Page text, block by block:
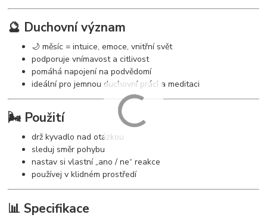
🔮 Duchovní význam
🌙 měsíc = intuice, emoce, vnitřní svět
podporuje vnímavost a citlivost
pomáhá napojení na podvědomí
ideální pro jemnou duchovní práci a meditaci
🌬️ Použití
drž kyvadlo nad otázkou
sleduj směr pohybu
nastav si vlastní „ano / ne“ reakce
používej v klidném prostředí
📊 Specifikace